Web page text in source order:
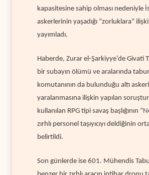
kapasitesine sahip olması nedeniyle
askerlerinin yaşadığı “zorluklara”
yayımladı.
Haberde, Zurar el-Şarkiyye’de Givati
bir subayın ölümü ve aralarında tabur
komutanının da bulunduğu altı
yaralanmasına ilişkin yapılan
kullanılan RPG tipi savaş başlığının
zırhlı personel taşıyıcıyı deldiğinin
belirtildi.
Son günlerde ise 601. Mühendis